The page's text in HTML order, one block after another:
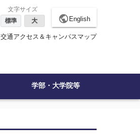
文字サイズ
標準
大 public English
交通アクセス＆キャンパスマップ
学部・大学院等